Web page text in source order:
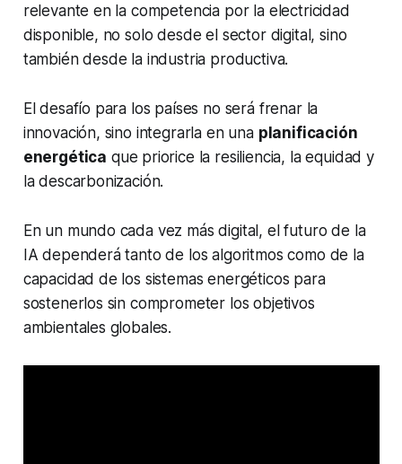
relevante en la competencia por la electricidad
disponible, no solo desde el sector digital, sino
también desde la industria productiva.
El desafío para los países no será frenar la
innovación, sino integrarla en una planificación
energética que priorice la resiliencia, la equidad y
la descarbonización.
En un mundo cada vez más digital, el futuro de la
IA dependerá tanto de los algoritmos como de la
capacidad de los sistemas energéticos para
sostenerlos sin comprometer los objetivos
ambientales globales.